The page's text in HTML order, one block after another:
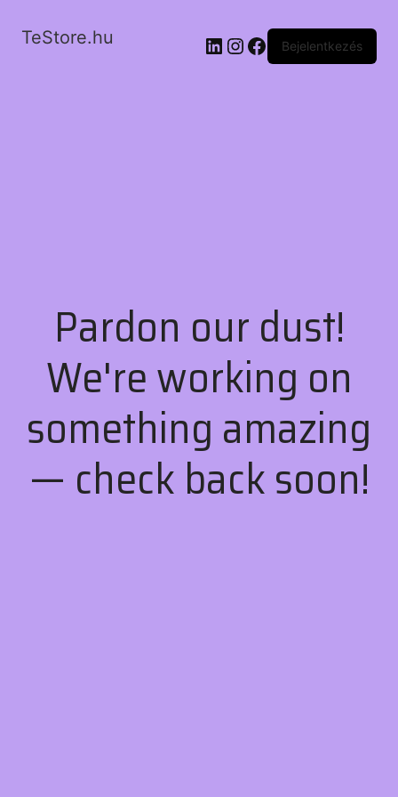
TeStore.hu LinkedIn
Instagram
Facebook
Bejelentkezés
Pardon our dust!
We're working on
something amazing
— check back soon!